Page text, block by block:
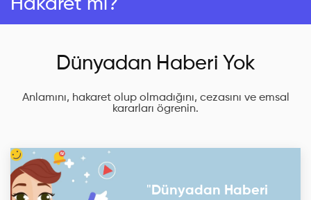
Hakaret mi?
Dünyadan Haberi Yok
Anlamını, hakaret olup olmadığını, cezasını ve emsal
kararları ögrenin.
"Dünyadan Haberi